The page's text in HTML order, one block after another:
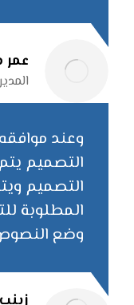
المدیر
وعند
التصميم
التصميم
المطلوبة
وضع